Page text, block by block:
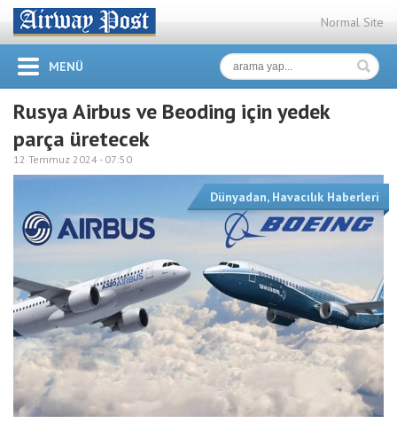
Normal Site
MENÜ
Rusya Airbus ve Beoding için yedek
parça üretecek
12 Temmuz 2024 - 07:50
Dünyadan, Havacılık Haberleri